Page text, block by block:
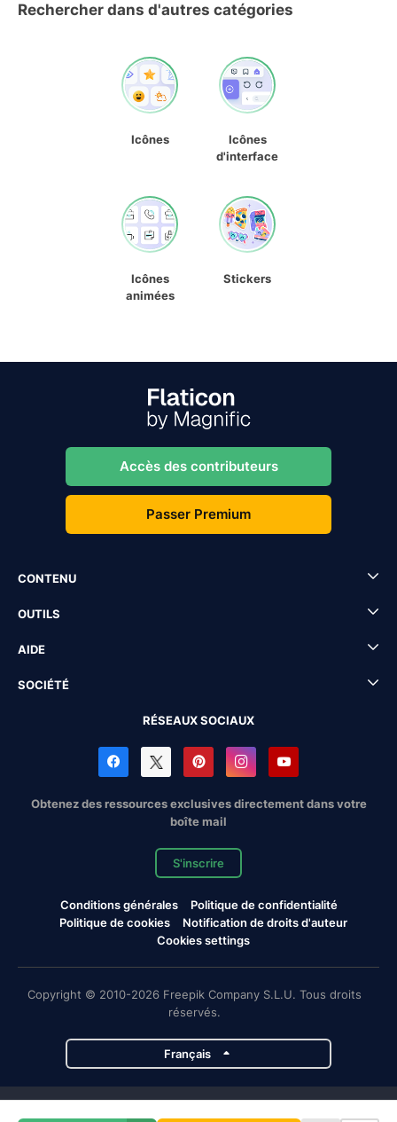
Rechercher dans d'autres catégories
Icônes
Icônes
d'interface
Icônes
animées
Stickers
Accès des contributeurs
Passer Premium
CONTENU
OUTILS
AIDE
SOCIÉTÉ
RÉSEAUX SOCIAUX
Obtenez des ressources exclusives directement dans votre
boîte mail
S'inscrire
Conditions générales
Politique de confidentialité
Politique de cookies
Notification de droits d'auteur
Cookies settings
Copyright © 2010-2026 Freepik Company S.L.U. Tous droits
réservés.
Français